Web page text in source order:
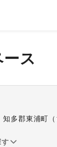
ス
知多郡東浦町 （